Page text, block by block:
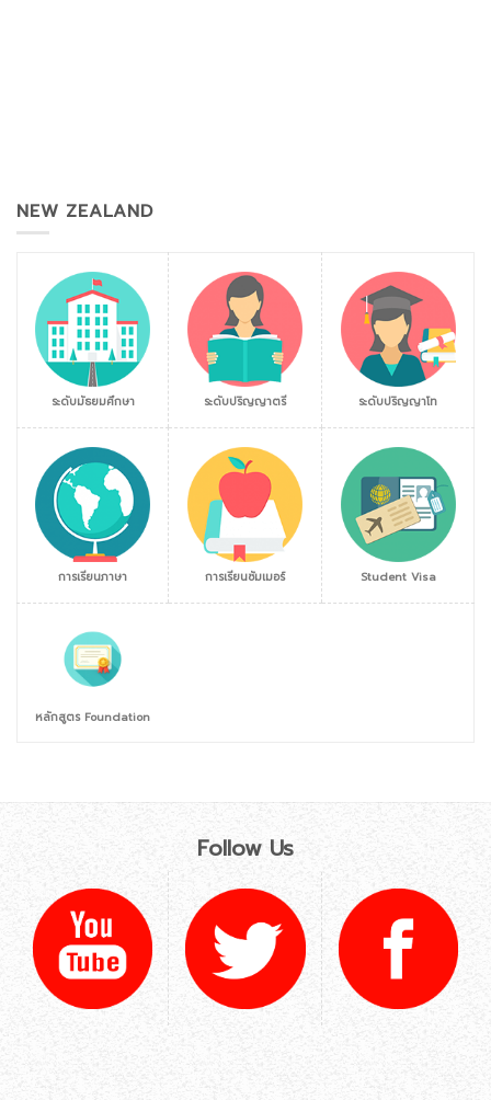
NEW ZEALAND
ระดับมัธยมศึกษา ระดับปริญญาตรี ระดับปริญญาโท
การเรียนภาษา การเรียนซัมเมอร์ Student Visa
หลักสูตร Foundation
Follow Us